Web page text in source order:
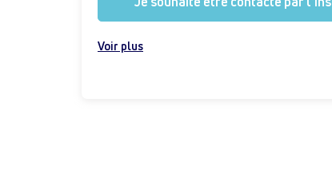
Voir plus